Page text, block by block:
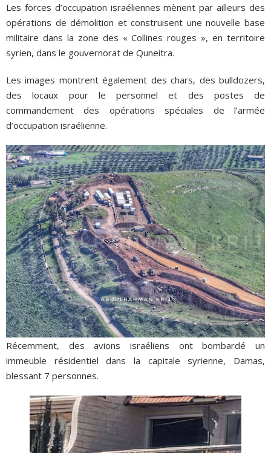
Les forces d’occupation israéliennes mènent par ailleurs des
opérations de démolition et construisent une nouvelle base
militaire dans la zone des « Collines rouges », en territoire
syrien, dans le gouvernorat de Quneitra.
Les images montrent également des chars, des bulldozers,
des locaux pour le personnel et des postes de
commandement des opérations spéciales de l’armée
d’occupation israélienne.
Récemment, des avions israéliens ont bombardé un
immeuble résidentiel dans la capitale syrienne, Damas,
blessant 7 personnes.